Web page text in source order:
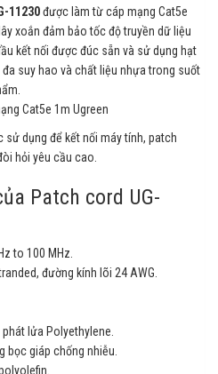
11230được làm từ cáp mạng Cat5e
xoắn đảm bảo tốc độ truyền dữ liệu
kết nối được đúc sẵn và sử dụng hạt
suy hao và chất liệu nhựa trong suốt
sử dụng để kết nối máy tính, patch
hỏi yêu cầu cao.
Patch cord UG-
to 100 MHz.
đường kính lõi 24 AWG.
lửa Polyethylene.
bọc giáp chống nhiễu.